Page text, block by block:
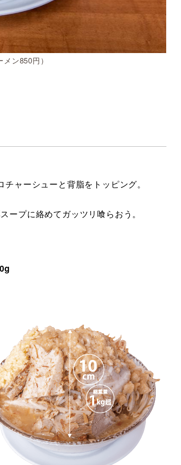
ン850円）
ャーシューと背脂をトッピング。
ープに絡めてガッツリ喰らおう。